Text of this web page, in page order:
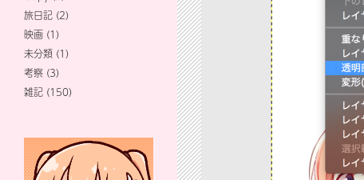
旅日記 (2)
映画 (1)
未分類 (1)
考察 (3)
雑記 (150)